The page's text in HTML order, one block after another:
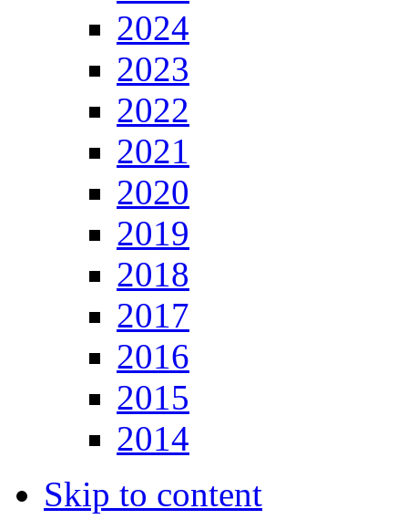
2024
2023
2022
2021
2020
2019
2018
2017
2016
2015
2014
Skip to content